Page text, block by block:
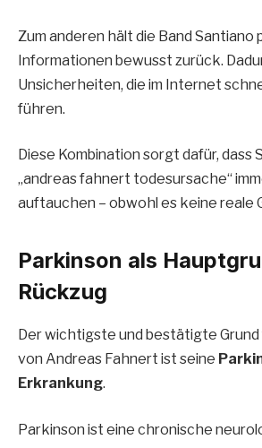
Zum anderen hält die Band Santiano
Informationen bewusst zurück.
Unsicherheiten, die im Internet
führen.
Diese Kombination sorgt dafür, dass
„andreas fahnert todesursache“
auftauchen – obwohl es keine reale
Parkinson als
Rückzug
Der wichtigste und bestätigte
von Andreas Fahnert ist seine
Erkrankung.
Parkinson ist eine chronische